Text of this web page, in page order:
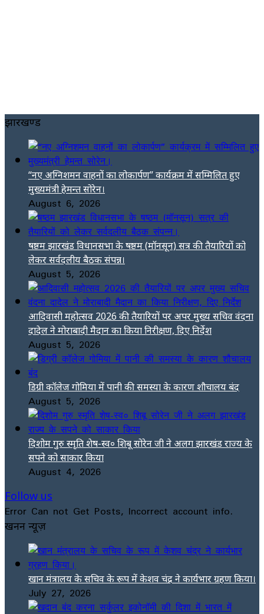
झारखण्ड
“नए अग्निशमन वाहनों का लोकार्पण” कार्यक्रम में सम्मिलित हुए
मुख्यमंत्री हेमन्त सोरेन।
August 6, 2026
षष्ठम झारखंड विधानसभा के षष्ठम (मॉनसून) सत्र की तैयारियों को
लेकर सर्वदलीय बैठक संपन्न।
August 5, 2026
आदिवासी महोत्सव 2026 की तैयारियों पर अपर मुख्य सचिव वंदना
दादेल ने मोराबादी मैदान का किया निरीक्षण, दिए निर्देश
August 5, 2026
डिग्री कॉलेज गोमिया में पानी की समस्या के कारण शौचालय बंद
August 5, 2026
दिशोम गुरु स्मृति शेष-स्व० शिबू सोरेन जी ने अलग झारखंड राज्य के
सपने को साकार किया
August 4, 2026
Follow us
Error Can not Get Posts, Incorrect account info.
खनन न्यूज़
खान मंत्रालय के सचिव के रूप में केशव चंद्र ने कार्यभार ग्रहण किया।
July 27, 2026